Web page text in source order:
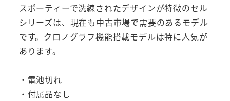
スポーティーで洗練されたデザインが特徴のセル
シリーズは、現在も中古市場で需要のあるモデル
です。クロノグラフ機能搭載モデルは特に人気が
あります。
・電池切れ
・付属品なし